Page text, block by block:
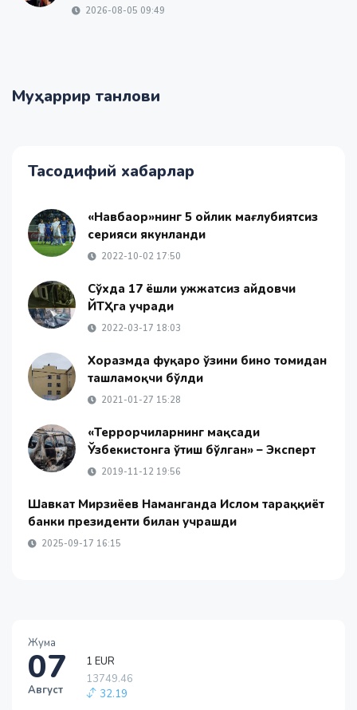
Жума
07
Август
1 EUR
13749.46
32.19
2026-08-05 09:49
Муҳаррир танлови
Тасодифий хабарлар
«Навбаҳор»нинг 5 ойлик мағлубиятсиз
серияси якунланди
2022-10-02 17:50
Сўхда 17 ёшли ҳужжатсиз ҳайдовчи
ЙТҲга учради
2022-03-17 18:03
Хоразмда фуқаро ўзини бино томидан
ташламоқчи бўлди
2021-01-27 15:28
«Террорчиларнинг мақсади
Ўзбекистонга ўтиш бўлган» – Эксперт
2019-11-12 19:56
Шавкат Мирзиёев Наманганда Ислом тараққиёт
банки президенти билан учрашди
2025-09-17 16:15